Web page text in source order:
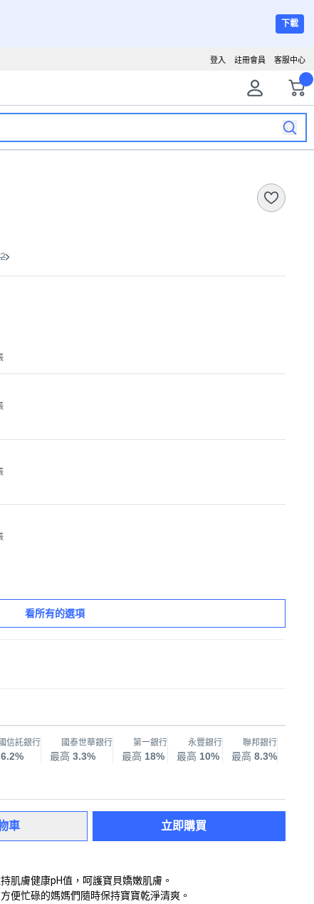
下載
客服中心
註冊會員
登入
看所有的選項
信託銀行
6.2%
國泰世華銀行
最高 3.3%
第一銀行
最高 18%
永豐銀行
最高 10%
聯邦銀行
最高 8.3%
車 立即購買
肌膚健康pH值，呵護寶貝嬌嫩肌膚。
便忙碌的媽媽們隨時保持寶寶乾淨清爽。